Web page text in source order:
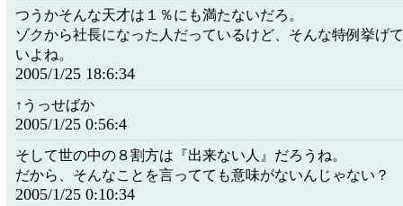
つうかそんな天才は１％にも満たないだろ。
ゾクから社長になった人だっているけど、そんな特例挙げ
いよね。
2005/1/25 18:6:34
↑うっせばか
2005/1/25 0:56:4
そして世の中の８割方は『出来ない人』だろうね。
だから、そんなことを言ってても意味がないんじゃない？
2005/1/25 0:10:34